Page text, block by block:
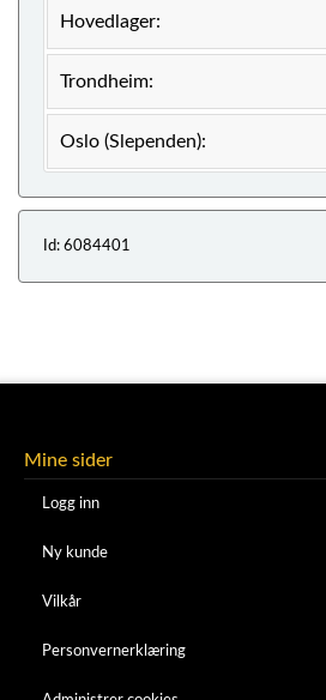
Hovedlager:
Trondheim:
Oslo (Slependen):
Id: 6084401
Mine sider
Logg inn
Ny kunde
Vilkår
Personvernerklæring